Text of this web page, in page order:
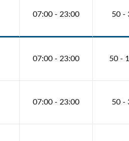
07:00 - 23:00 50 -
07:00 - 23:00 50 -
07:00 - 23:00 50 -